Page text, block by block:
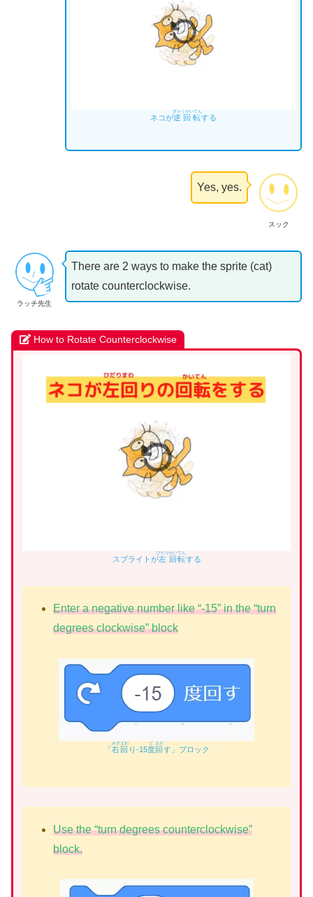
ネコが逆回転
ぎゃくかいてん
する
スック
Yes, yes.
ラッチ先生
There are 2 ways to make the sprite (cat)
rotate counterclockwise.
How to Rotate Counterclockwise
スプライトが左
ひだり
回転
かいてん
する
Enter a negative number like “-15” in the “turn
degrees clockwise” block
「右
みぎ
回
まわ
り-15度
ど
回
まわ
す」ブロック
Use the “turn degrees counterclockwise”
block.